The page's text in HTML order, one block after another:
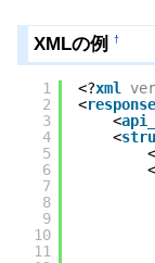
XMLの例 †
1
2
3
4
5
6
7
8
9
10
11
<?xml
<response
<
<
<
<